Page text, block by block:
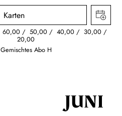
Karten
60,00 50,00 40,00 30,00
20,00
Gemischtes Abo H
JUNI